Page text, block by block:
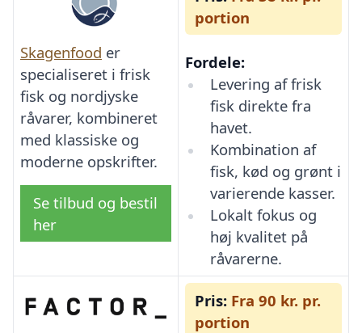
Skagenfood er
specialiseret i frisk
fisk og nordjyske
råvarer, kombineret
med klassiske og
moderne opskrifter.
Se tilbud og bestil
her
portion
Fordele:
Levering af frisk
fisk direkte fra
havet.
Kombination af
fisk, kød og grønt i
varierende kasser.
Lokalt fokus og
høj kvalitet på
råvarerne.
Pris: Fra 90 kr. pr.
portion